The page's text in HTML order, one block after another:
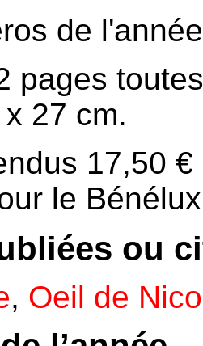
de
pages
27 cm.
17,50
le
ou
, Oeil de